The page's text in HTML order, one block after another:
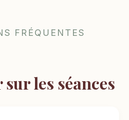
FRÉQUENTES
les séances